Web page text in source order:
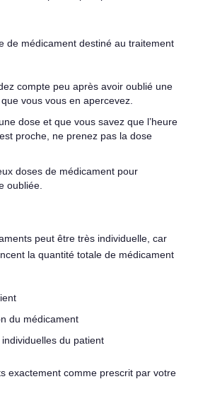
de médicament destiné au traitement
compte peu après avoir oublié une
vous vous en apercevez.
dose et que vous savez que l’heure
proche, ne prenez pas la dose
doses de médicament pour
oubliée.
peut être très individuelle, car
la quantité totale de médicament
du médicament
du patient
exactement comme prescrit par votre